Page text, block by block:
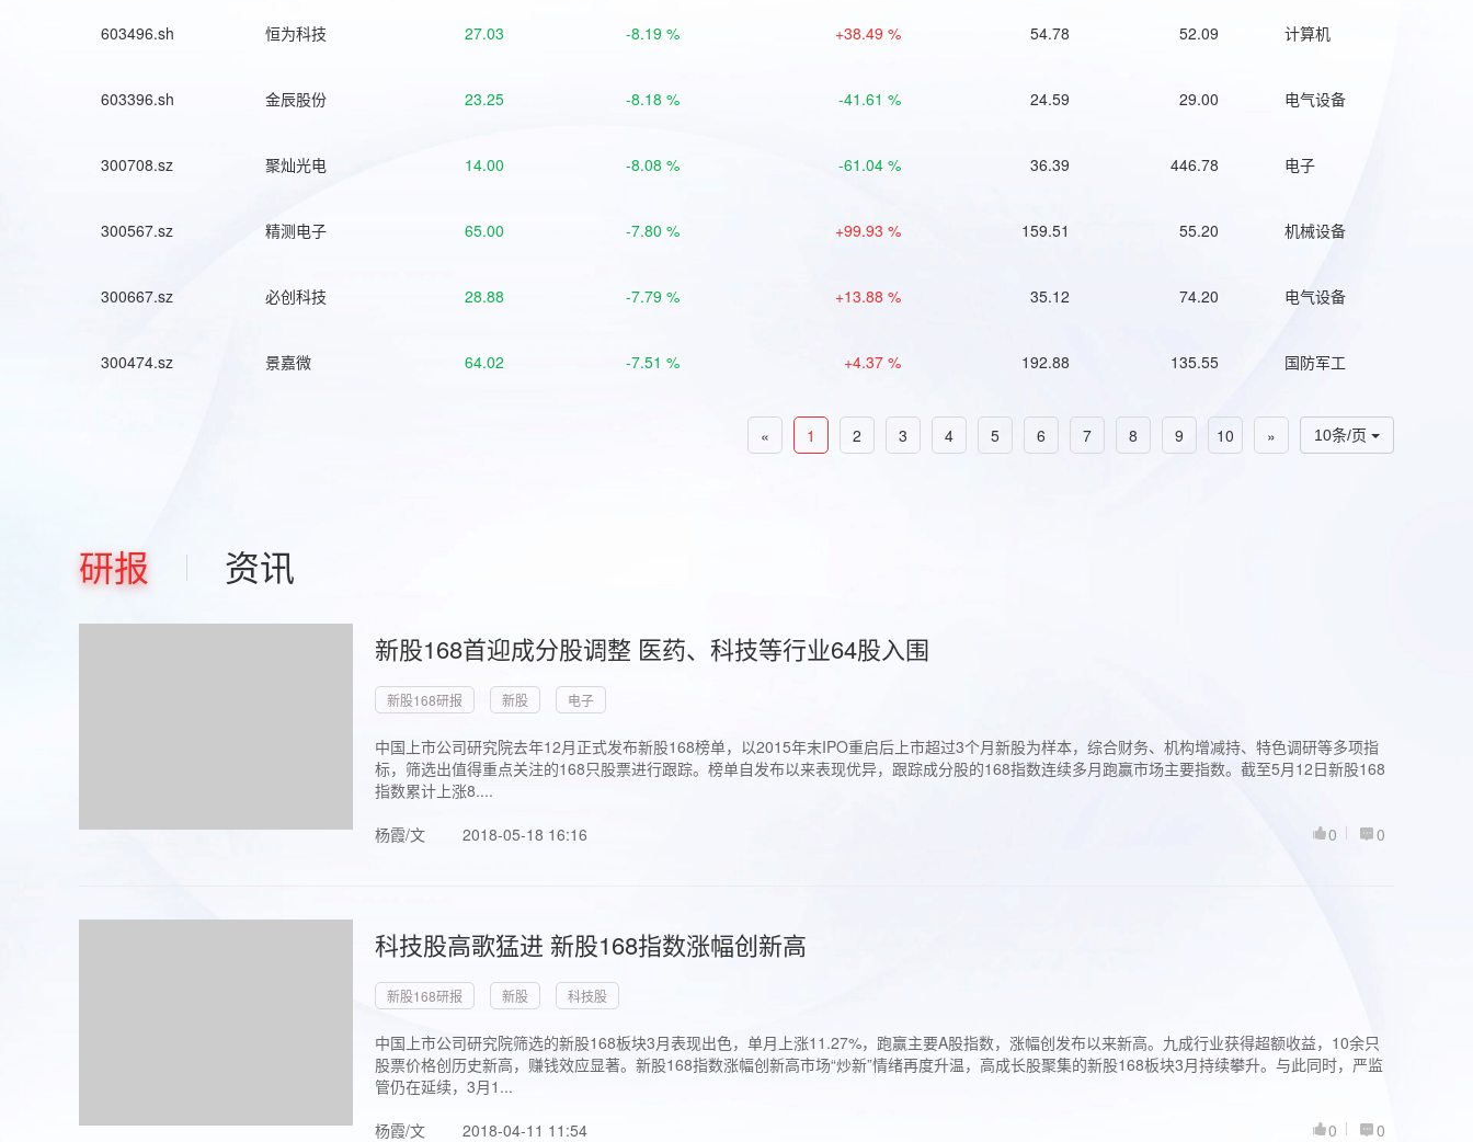
603496.sh 恒为科技 27.03 -8.19 % +38.49 % 54.78 52.09 计算机
603396.sh 金辰股份 23.25 -8.18 % -41.61 % 24.59 29.00 电气设备
300708.sz 聚灿光电 14.00 -8.08 % -61.04 % 36.39 446.78 电子
300567.sz 精测电子 65.00 -7.80 % +99.93 % 159.51 55.20 机械设备
300667.sz 必创科技 28.88 -7.79 % +13.88 % 35.12 74.20 电气设备
300474.sz 景嘉微 64.02 -7.51 % +4.37 % 192.88 135.55 国防军工
10条/页
« 1 2 3 4 5 6 7 8 9 10 »
研报 资讯
新股168首迎成分股调整 医药、科技等行业64股入围
新股168研报 新股 电子
中国上市公司研究院去年12月正式发布新股168榜单，以2015年末IPO重启后上市超过3个月新股为样本，综合财务、机构增减持、特色调研等多项指
标，筛选出值得重点关注的168只股票进行跟踪。榜单自发布以来表现优异，跟踪成分股的168指数连续多月跑赢市场主要指数。截至5月12日新股168
指数累计上涨8....
杨霞/文
2018-05-18 16:16 0
0
科技股高歌猛进 新股168指数涨幅创新高
新股168研报 新股 科技股
中国上市公司研究院筛选的新股168板块3月表现出色，单月上涨11.27%，跑赢主要A股指数，涨幅创发布以来新高。九成行业获得超额收益，10余只
股票价格创历史新高，赚钱效应显著。新股168指数涨幅创新高市场“炒新”情绪再度升温，高成长股聚集的新股168板块3月持续攀升。与此同时，严监
管仍在延续，3月1...
杨霞/文
2018-04-11 11:54 0
0